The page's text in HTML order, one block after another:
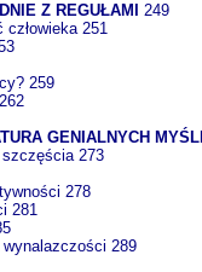
Z REGUŁAMI 249
251
259
GENIALNYCH MYŚLI
273
278
281
289